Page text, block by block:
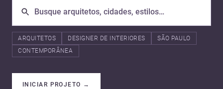
ARQUITETOS DESIGNER DE INTERIORES
SÃO PAULO
CONTEMPORÂNEA
INICIAR PROJETO →